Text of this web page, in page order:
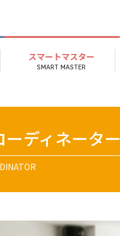
スマートマスター
ーディネーター